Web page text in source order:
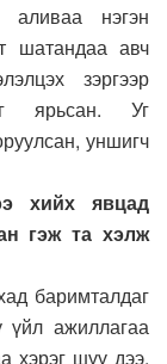
аливаа нэгэн
шатандаа авч
зэргээр
ярьсан. Уг
уншигч
хийх явцад
гэж та хэлж
баримталдаг
ажиллагаа
хэрэг шүү дээ.